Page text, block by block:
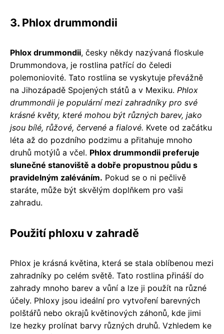
3. Phlox drummondii
Phlox drummondii, česky někdy nazývaná floskule
Drummondova, je rostlina patřící do čeledi
polemoniovité. Tato rostlina se vyskytuje převážně
na Jihozápadě Spojených států a v Mexiku. Phlox
drummondii je populární mezi zahradníky pro své
krásné květy, které mohou být různých barev, jako
jsou bílé, růžové, červené a fialové. Kvete od začátku
léta až do pozdního podzimu a přitahuje mnoho
druhů motýlů a včel. Phlox drummondii preferuje
slunečné stanoviště a dobře propustnou půdu s
pravidelným zaléváním. Pokud se o ni pečlivě
staráte, může být skvělým doplňkem pro vaši
zahradu.
Použití phloxu v zahradě
Phlox je krásná květina, která se stala oblíbenou mezi
zahradníky po celém světě. Tato rostlina přináší do
zahrady mnoho barev a vůní a lze ji použít na různé
účely. Phloxy jsou ideální pro vytvoření barevných
polštářů nebo okrajů květinových záhonů, kde jimi
lze hezky prolínat barvy různých druhů. Vzhledem ke